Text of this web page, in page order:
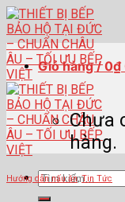
Skip
to
content
Tìm
kiếm:
Giỏ hàng /0₫
Chưa
hàng.
Hướng dẫn nấu ăn,Tin Tức